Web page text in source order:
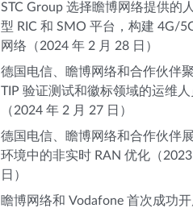
STC Group 选择瞻博网络提供的
型 RIC 和 SMO 平台，构建 4G/
网络（2024 年 2 月 28 日）
德国电信、瞻博网络和合作伙伴
TIP 验证测试和徽标领域的运维人
（2024 年 2 月 27 日）
德国电信、瞻博网络和合作伙伴
环境中的非实时 RAN 优化（2023
日）
瞻博网络和 Vodafone 首次成功